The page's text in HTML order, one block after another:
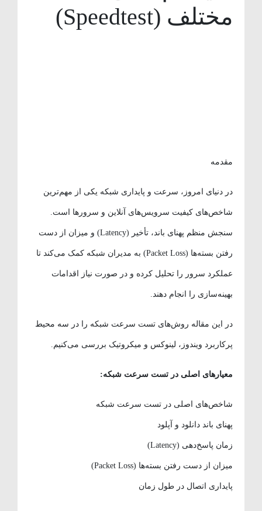
مختلف (Speedtest)
مقدمه
در دنیای امروز، سرعت و پایداری شبکه یکی از مهم‌ترین
شاخص‌های کیفیت سرویس‌های آنلاین و سرورها است.
سنجش منظم پهنای باند، تأخیر (Latency) و میزان از دست
رفتن بسته‌ها (Packet Loss) به مدیران شبکه کمک می‌کند تا
عملکرد سرور را تحلیل کرده و در صورت نیاز اقدامات
بهینه‌سازی را انجام دهند.
در این مقاله روش‌های تست سرعت شبکه را در سه محیط
پرکاربرد ویندوز، لینوکس و میکروتیک بررسی می‌کنیم.
معیارهای اصلی در تست سرعت شبکه:
شاخص‌های اصلی در تست سرعت شبکه
پهنای باند دانلود و آپلود
زمان پاسخ‌دهی (Latency)
میزان از دست رفتن بسته‌ها (Packet Loss)
پایداری اتصال در طول زمان